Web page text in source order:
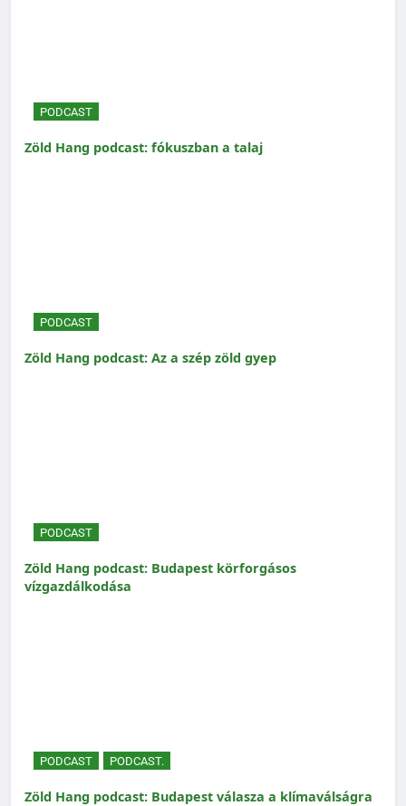
PODCAST
Zöld Hang podcast: fókuszban a talaj
PODCAST
Zöld Hang podcast: Az a szép zöld gyep
PODCAST
Zöld Hang podcast: Budapest körforgásos
vízgazdálkodása
PODCAST PODCAST.
Zöld Hang podcast: Budapest válasza a klímaválságra